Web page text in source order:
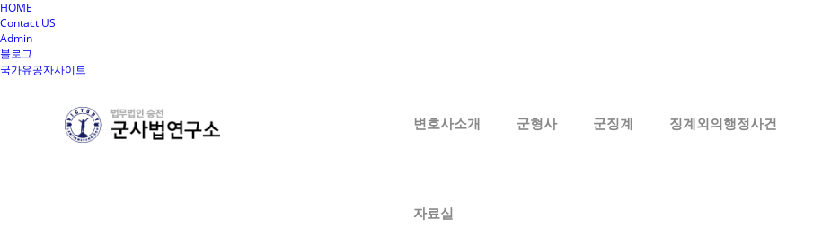
HOME
Contact US
Admin
블로그
국가유공자사이트
변호사소개 군형사 군징계 징계외의행정사건
자료실